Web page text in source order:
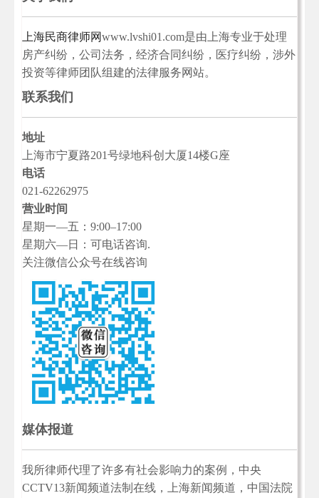
上海民商律师网www.lvshi01.com是由上海专业于处理
房产纠纷，公司法务，经济合同纠纷，医疗纠纷，涉外
投资等律师团队组建的法律服务网站。
联系我们
地址
上海市宁夏路201号绿地科创大厦14楼G座
电话
021-62262975
营业时间
星期一—五：9:00–17:00
星期六—日：可电话咨询.
关注微信公众号在线咨询
媒体报道
我所律师代理了许多有社会影响力的案例，中央
CCTV13新闻频道法制在线，上海新闻频道，中国法院